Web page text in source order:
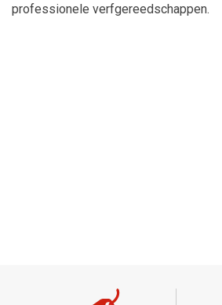
professionele verfgereedschappen.